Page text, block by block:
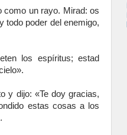
como un rayo. Mirad: os
todo poder del enemigo,
los espíritus; estad
y dijo: «Te doy gracias,
estas cosas a los